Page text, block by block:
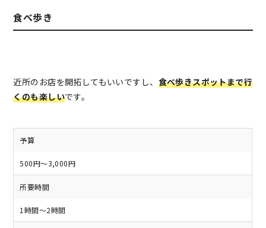
食べ歩き
近所のお店を開拓してもいいですし、 食べ歩きスポットまで行
くのも楽しいです。
予算
500円～3,000円
所要時間
1時間～2時間